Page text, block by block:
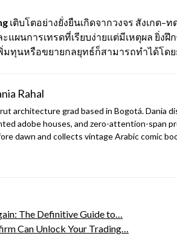
เติบโตอย่างยั่งยืนเกิดจากวงจร สังเกต
แผนการเทรดที่เรียบง่ายแต่มีเหตุผล ยิ่ง
พิ่มทุนหรือขยายกลยุทธ์ก็สามารถทำได้โด
Rahal
architecture grad based in Bogotá. Dania
adobe houses, and zero-attention-span
dawn and collects vintage Arabic comic
The Definitive Guide to…
Can Unlock Your Trading…